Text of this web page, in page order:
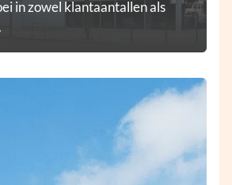
in zowel klantaantallen als